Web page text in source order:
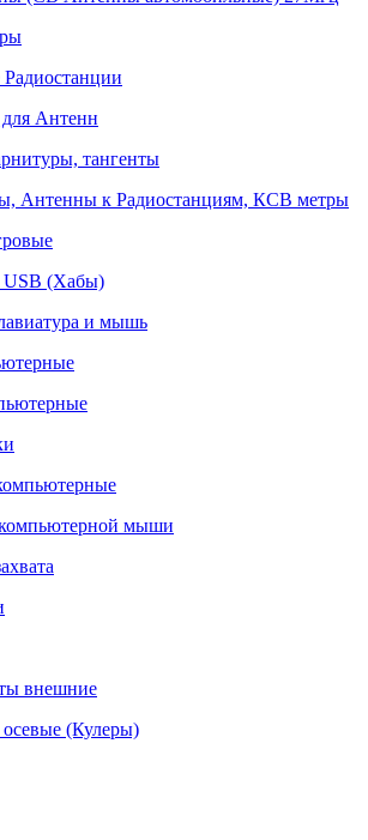
Антенн
тангенты
Антенны к Радиостанциям, КСВ метры
USB (Хабы)
и мышь
мыши
внешние
(Кулеры)